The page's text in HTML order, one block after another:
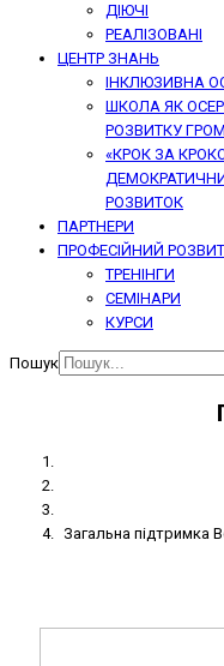
ДІЮЧІ
РЕАЛІЗОВАНІ
ЦЕНТР ЗНАНЬ
ІНКЛЮЗИВНА
ШКОЛА ЯК
РОЗВИТКУ
«КРОК ЗА
РОЗВИТОК
ПАРТНЕРИ
ПРОФЕСІЙНИЙ
ТРЕНІНГИ
СЕМІНАРИ
КУРСИ
Пошук
Загальна підтримка